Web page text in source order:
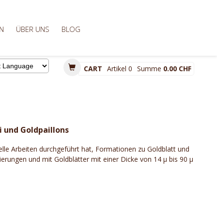
ÜBER UNS BLOG
CART Artikel 0 Summe 0.00 CHF
Goldpaillons
Arbeiten durchgeführt hat, Formationen zu Goldblatt und
und mit Goldblätter mit einer Dicke von 14 μ bis 90 μ